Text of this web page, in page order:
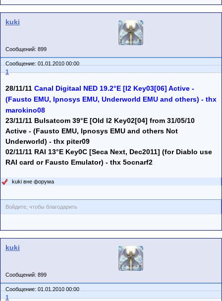
kuki
Сообщений: 899
Сообщение: 01.01.2010 00:00
1
28/11/11 Canal Digitaal NED 19.2°E [I2 Key03[06] Active -
(Fausto EMU, Ipnosys EMU, Underworld EMU and others) - thx
marokino08
23/11/11 Bulsatcom 39°E [Old I2 Key02[04] from 31/05/10
Active - (Fausto EMU, Ipnosys EMU and others Not
Underworld) - thx piter09
02/11/11 RAI 13°E Key0C [Seca Next, Dec2011] (for Diablo use
RAI card or Fausto Emulator) - thx 5ocnarf2
kuki вне форума
Войдите, чтобы благодарить
kuki
Сообщений: 899
Сообщение: 01.01.2010 00:00
1